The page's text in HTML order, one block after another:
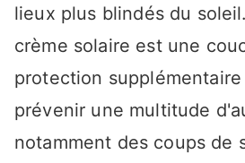
lieux plus blindés du
crème solaire est une
protection
prévenir une multitude
notamment des coups de